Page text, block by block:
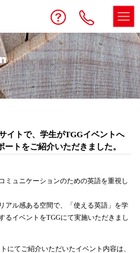
お問い合わせ電話
イトで、学生がTGGイベントへ
トをご紹介いただきました。
ミュニケーションのための英語を重視し
アル感ある空間で、「使える英語」を学
るイベントをTGGにて実施いただきまし
にてご紹介いただいたイベント内容は、